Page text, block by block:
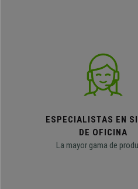
ESPECIALISTAS EN
DE OFICINA
La mayor gama de